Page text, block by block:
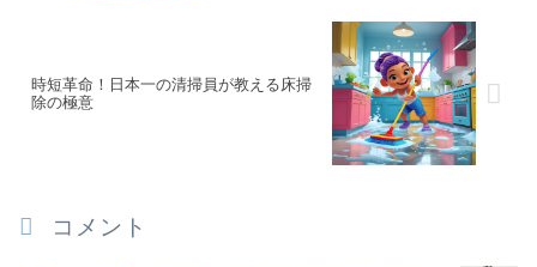
時短革命！日本一の清掃員が教える床掃
除の極意
コメント